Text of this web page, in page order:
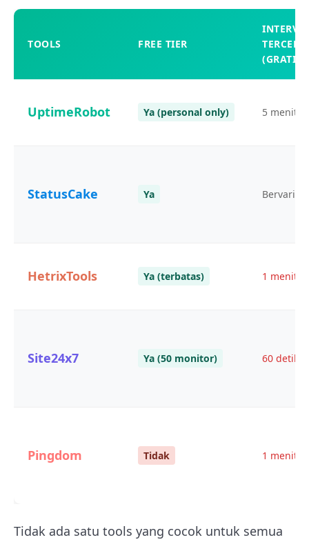
TOOLS FREE TIER
(GRATIS)
UptimeRobot Ya (personal only) 5 menit
StatusCake Ya Bervariasi
HetrixTools Ya (terbatas) 1 menit
Site24x7 Ya (50 monitor) 60 detik
Pingdom Tidak 1 menit
Tidak ada satu tools yang cocok untuk semua